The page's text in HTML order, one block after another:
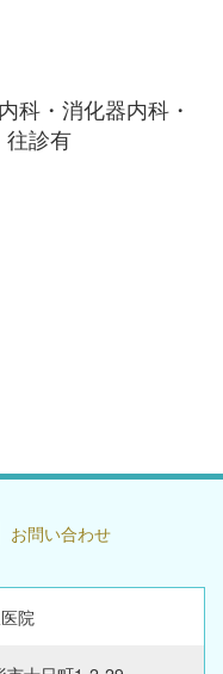
科・消化器内科・
診有
お問い合わせ
院